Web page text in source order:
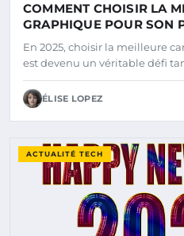
COMMENT CHOISIR LA
GRAPHIQUE POUR SON
En 2025, choisir la meilleure
est devenu un véritable défi
ÉLISE LOPEZ
ACTUALITÉ TECH